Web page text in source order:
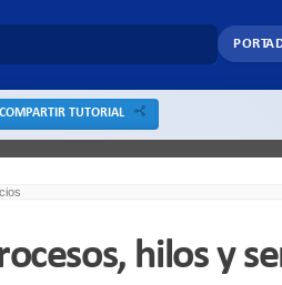
COMPARTIR TUTORIAL
hilos y